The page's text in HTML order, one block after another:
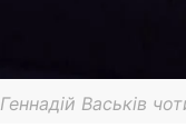
Геннадій Васьків